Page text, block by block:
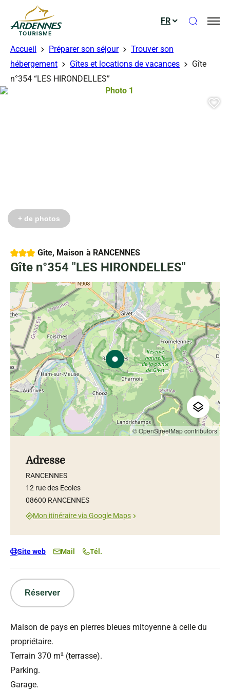
ADT des Ardennes
FR Ouvrir
Accueil Préparer son séjour
Trouver son
hébergement
Gîtes et locations de vacances
Gîte
n°354 “LES HIRONDELLES”
3 étoilesGîte, Maison à RANCENNES
Gîte n°354 "LES HIRONDELLES"
Photo 1, © Gérés
+ de photos
Maison de pays en pierres bleues mitoyenne à celle du
propriétaire.
Terrain 370 m² (terrasse).
Parking.
Garage.
© OpenStreetMap contributors
Adresse
RANCENNES
12 rue des Ecoles
08600 RANCENNES
Mon itinéraire via Google Maps
Site web Mail Tél.
Réserver